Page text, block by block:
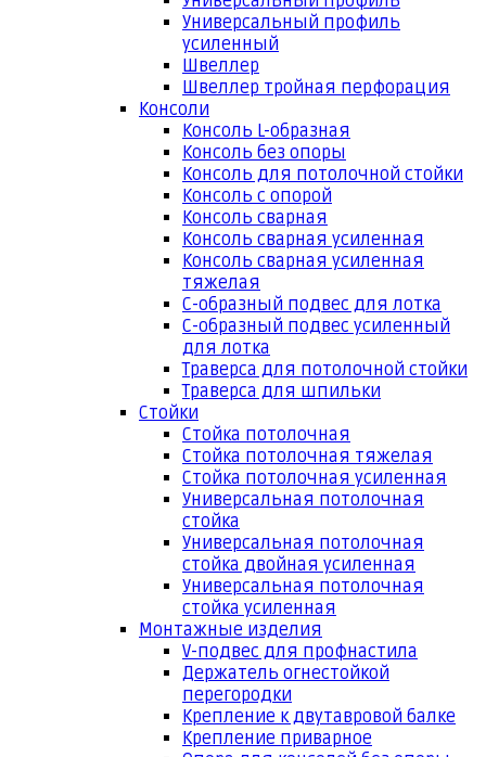
Универсальный профиль
усиленный
Швеллер
Швеллер тройная перфорация
Консоли
Консоль L-образная
Консоль без опоры
Консоль для потолочной стойки
Консоль с опорой
Консоль сварная
Консоль сварная усиленная
Консоль сварная усиленная
тяжелая
С-образный подвес для лотка
С-образный подвес усиленный
для лотка
Траверса для потолочной стойки
Траверса для шпильки
Стойки
Стойка потолочная
Стойка потолочная тяжелая
Стойка потолочная усиленная
Универсальная потолочная
стойка
Универсальная потолочная
стойка двойная усиленная
Универсальная потолочная
стойка усиленная
Монтажные изделия
V-подвес для профнастила
Держатель огнестойкой
перегородки
Крепление к двутавровой балке
Крепление приварное